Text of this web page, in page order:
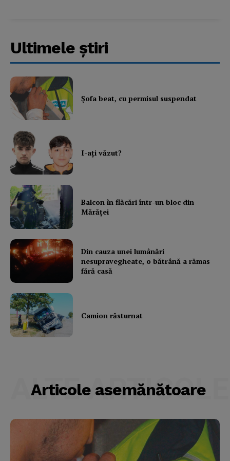
Ultimele ştiri
Şofa beat, cu permisul suspendat
I-aţi văzut?
Balcon în flăcări într-un bloc din
Mărăţei
Din cauza unei lumânări
nesupravegheate, o bătrână a rămas
fără casă
Camion răsturnat
Articole asemănătoare
ALTE ARTICOLE